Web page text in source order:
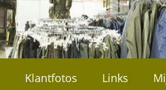
Klantfotos Links